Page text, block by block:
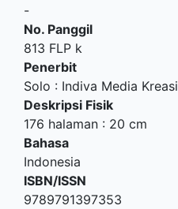
-
No. Panggil
813 FLP k
Penerbit
Solo : Indiva Media Kreasi
Deskripsi Fisik
176 halaman : 20 cm
Bahasa
Indonesia
ISBN/ISSN
9789791397353